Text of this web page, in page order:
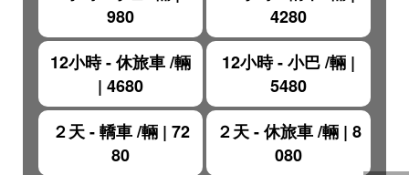
980
4280
12小時 - 休旅車 /輛
| 4680
12小時 - 小巴 /輛 |
5480
２天 - 轎車 /輛 | 72
80
２天 - 休旅車 /輛 | 8
080